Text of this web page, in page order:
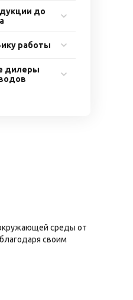
до
работы
дилеры
среды от
своим